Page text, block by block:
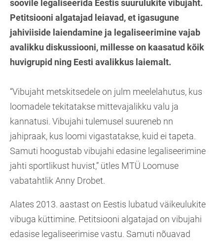
soovile legaliseerida Eestis suurulukite vibujaht.
Petitsiooni algatajad leiavad, et igasugune
jahiviiside laiendamine ja legaliseerimine vajab
avalikku diskussiooni, millesse on kaasatud kõik
huvigrupid ning Eesti avalikkus laiemalt.
“Vibujaht metskitsedele on julm meelelahutus, kus
loomadele tekitatakse mittevajalikku valu ja
kannatusi. Vibujahi tulemusel suureneb nn
jahipraak, kus loomi vigastatakse, kuid ei tapeta.
Samuti hoogustab vibujahi edasine legaliseerimine
jahti sportlikust huvist,” ütles MTÜ Loomuse
vabatahtlik Anny Drobet.
Alates 2013. aastast on Eestis lubatud väikeulukite
vibuga küttimine. Petitsiooni algatajad on vibujahi
edasise legaliseerimise vastu. Samuti nõuavad